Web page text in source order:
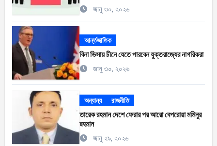
জানু ৩০, ২০২৬
আর্ন্তজাতিক
বিনা ভিসায় চীনে যেতে পারবেন যুক্তরাজ্যের নাগরিকরা
জানু ৩০, ২০২৬
অন্যান্য রাজনীতি
তারেক রহমান দেশে ফেরার পর আরো বেপরোয়া মমিনুর
রহমান
জানু ২৯, ২০২৬